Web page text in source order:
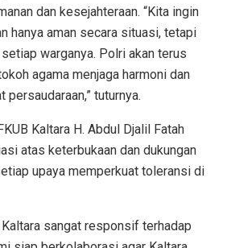
dan kesejahteraan. “Kita ingin
hanya aman secara situasi, tetapi
warganya. Polri akan terus
agama menjaga harmoni dan
tuturnya.
Kaltara H. Abdul Djalil Fatah
atas keterbukaan dan dukungan
upaya memperkuat toleransi di
sangat responsif terhadap